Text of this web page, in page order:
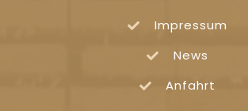
Impressum
News
Anfahrt